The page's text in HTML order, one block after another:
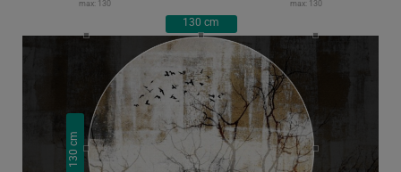
max: 130 max: 130
130 cm
130
cm